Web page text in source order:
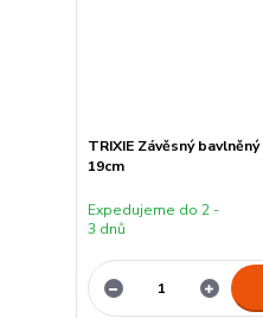
TRIXIE Závěsný
19cm
Expedujeme do 2 -
3 dnů